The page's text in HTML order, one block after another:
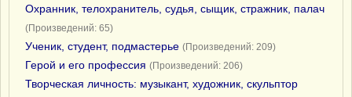
Охранник, телохранитель, судья, сыщик, стражник, палач
(Произведений: 65)
Ученик, студент, подмастерье (Произведений: 209)
Герой и его профессия (Произведений: 206)
Творческая личность: музыкант, художник, скульптор